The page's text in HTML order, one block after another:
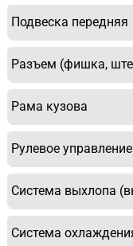
Подвеска передняя
Разъем (фишка,
Рама кузова
Рулевое управление
Система выхлопа
Система